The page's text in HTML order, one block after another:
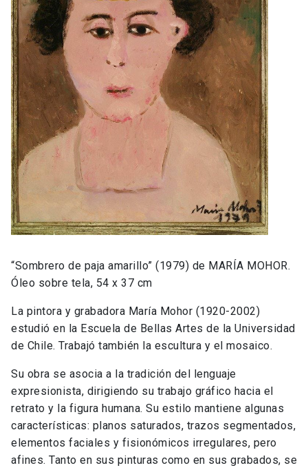
“Sombrero de paja amarillo” (1979) de MARÍA MOHOR.
Óleo sobre tela, 54 x 37 cm
La pintora y grabadora María Mohor (1920-2002)
estudió en la Escuela de Bellas Artes de la Universidad
de Chile. Trabajó también la escultura y el mosaico.
Su obra se asocia a la tradición del lenguaje
expresionista, dirigiendo su trabajo gráfico hacia el
retrato y la figura humana. Su estilo mantiene algunas
características: planos saturados, trazos segmentados,
elementos faciales y fisionómicos irregulares, pero
afines. Tanto en sus pinturas como en sus grabados, se